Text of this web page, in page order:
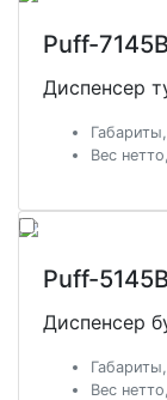
Рuff-
Диспенсер
Вес
Puff-
Диспенсер
Вес